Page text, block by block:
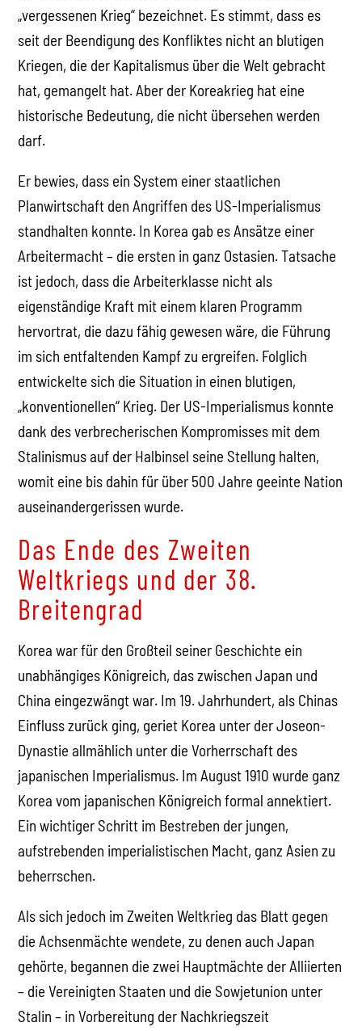
„vergessenen Krieg“ bezeichnet. Es stimmt, dass es
seit der Beendigung des Konfliktes nicht an blutigen
Kriegen, die der Kapitalismus über die Welt gebracht
hat, gemangelt hat. Aber der Koreakrieg hat eine
historische Bedeutung, die nicht übersehen werden
darf.
Er bewies, dass ein System einer staatlichen
Planwirtschaft den Angriffen des US-Imperialismus
standhalten konnte. In Korea gab es Ansätze einer
Arbeitermacht – die ersten in ganz Ostasien. Tatsache
ist jedoch, dass die Arbeiterklasse nicht als
eigenständige Kraft mit einem klaren Programm
hervortrat, die dazu fähig gewesen wäre, die Führung
im sich entfaltenden Kampf zu ergreifen. Folglich
entwickelte sich die Situation in einen blutigen,
„konventionellen“ Krieg. Der US-Imperialismus konnte
dank des verbrecherischen Kompromisses mit dem
Stalinismus auf der Halbinsel seine Stellung halten,
womit eine bis dahin für über 500 Jahre geeinte Nation
auseinandergerissen wurde.
Das Ende des Zweiten
Weltkriegs und der 38.
Breitengrad
Korea war für den Großteil seiner Geschichte ein
unabhängiges Königreich, das zwischen Japan und
China eingezwängt war. Im 19. Jahrhundert, als Chinas
Einfluss zurück ging, geriet Korea unter der Joseon-
Dynastie allmählich unter die Vorherrschaft des
japanischen Imperialismus. Im August 1910 wurde ganz
Korea vom japanischen Königreich formal annektiert.
Ein wichtiger Schritt im Bestreben der jungen,
aufstrebenden imperialistischen Macht, ganz Asien zu
beherrschen.
Als sich jedoch im Zweiten Weltkrieg das Blatt gegen
die Achsenmächte wendete, zu denen auch Japan
gehörte, begannen die zwei Hauptmächte der Alliierten
– die Vereinigten Staaten und die Sowjetunion unter
Stalin – in Vorbereitung der Nachkriegszeit